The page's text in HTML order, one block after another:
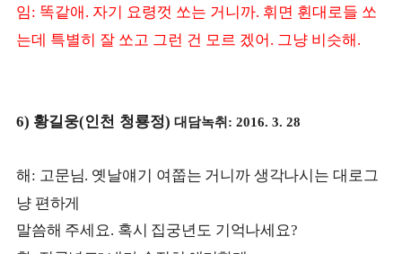
임: 똑같애. 자기 요령껏 쏘는 거니까. 휘면 휜대로들 쏘
는데 특별히 잘 쏘고 그런 건 모르 겠어. 그냥 비슷해.
6) 황길웅(인천 청룡정) 대담녹취: 2016. 3. 28
해: 고문님. 옛날얘기 여쭙는 거니까 생각나시는 대로그
냥 편하게
말씀해 주세요. 혹시 집궁년도 기억나세요?